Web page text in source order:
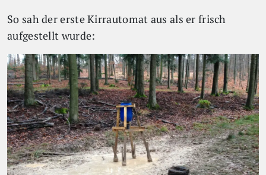
So sah der erste Kirrautomat aus als er frisch
aufgestellt wurde: